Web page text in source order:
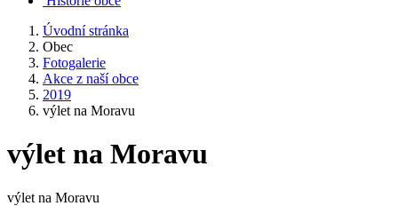
Úvodní stránka
Obec
Fotogalerie
Akce z naší obce
2019
výlet na Moravu
výlet na Moravu
výlet na Moravu